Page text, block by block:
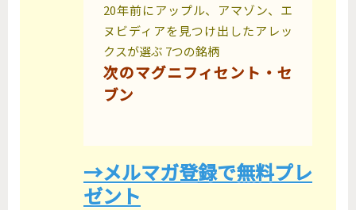
20年前にアップル、アマゾン、エ
ヌビディアを見つけ出したアレッ
クスが選ぶ 7つの銘柄
次のマグニフィセント・セ
ブン
→メルマガ登録で無料プレ
ゼント